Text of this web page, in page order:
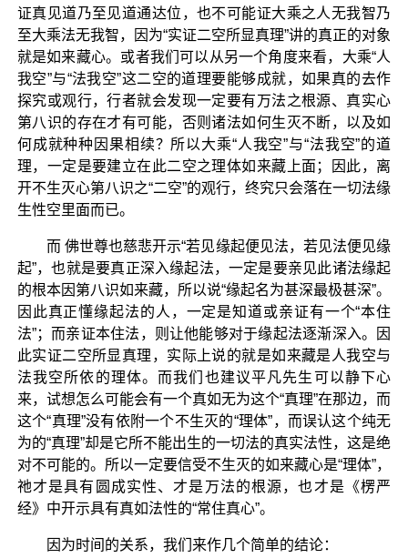
证真见道乃至见道通达位，也不可能证大乘之人无我智乃
至大乘法无我智，因为“实证二空所显真理”讲的真正的对象
就是如来藏心。或者我们可以从另一个角度来看，大乘“人
我空”与“法我空”这二空的道理要能够成就，如果真的去作
探究或观行，行者就会发现一定要有万法之根源、真实心
第八识的存在才有可能，否则诸法如何生灭不断，以及如
何成就种种因果相续？所以大乘“人我空”与“法我空”的道
理，一定是要建立在此二空之理体如来藏上面；因此，离
开不生灭心第八识之“二空”的观行，终究只会落在一切法缘
生性空里面而已。
而 佛世尊也慈悲开示“若见缘起便见法，若见法便见缘
起”，也就是要真正深入缘起法，一定是要亲见此诸法缘起
的根本因第八识如来藏，所以说“缘起名为甚深最极甚深”。
因此真正懂缘起法的人，一定是知道或亲证有一个“本住
法”；而亲证本住法，则让他能够对于缘起法逐渐深入。因
此实证二空所显真理，实际上说的就是如来藏是人我空与
法我空所依的理体。而我们也建议平凡先生可以静下心
来，试想怎么可能会有一个真如无为这个“真理”在那边，而
这个“真理”没有依附一个不生灭的“理体”，而误认这个纯无
为的“真理”却是它所不能出生的一切法的真实法性，这是绝
对不可能的。所以一定要信受不生灭的如来藏心是“理体”，
祂才是具有圆成实性、才是万法的根源，也才是《楞严
经》中开示具有真如法性的“常住真心”。
因为时间的关系，我们来作几个简单的结论：